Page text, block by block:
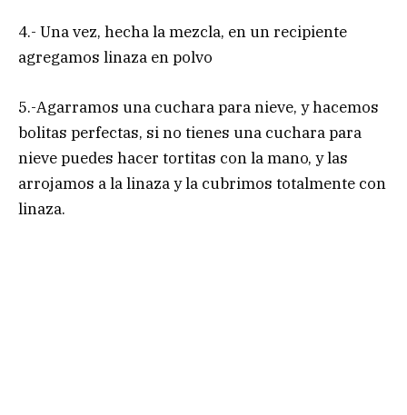
4.- Una vez, hecha la mezcla, en un recipiente
agregamos linaza en polvo
5.-Agarramos una cuchara para nieve, y hacemos
bolitas perfectas, si no tienes una cuchara para
nieve puedes hacer tortitas con la mano, y las
arrojamos a la linaza y la cubrimos totalmente con
linaza.